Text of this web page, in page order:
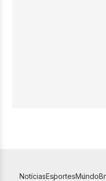
NotíciasEsportesMundo